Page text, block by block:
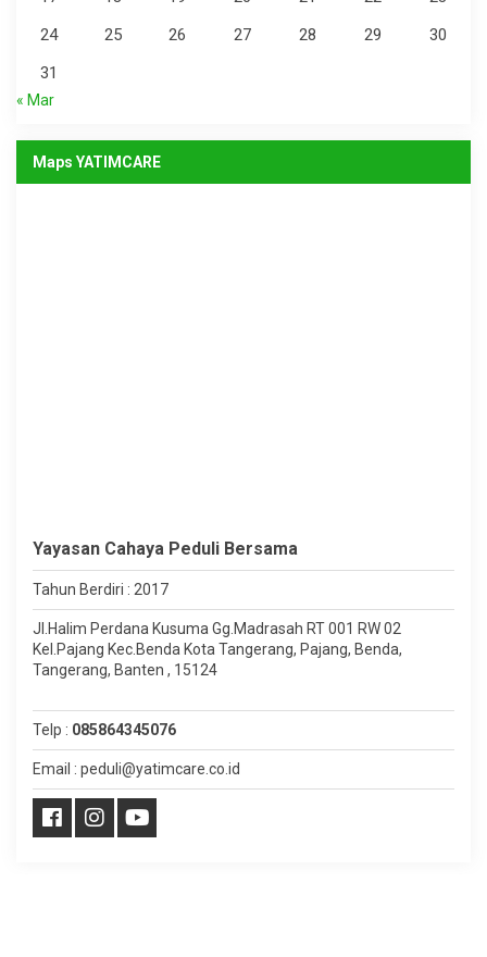
24
25 26 27 28 29
30
31
« Mar
Maps YATIMCARE
Yayasan Cahaya Peduli Bersama
Tahun Berdiri : 2017
Jl.Halim Perdana Kusuma Gg.Madrasah RT 001 RW 02
Kel.Pajang Kec.Benda Kota Tangerang, Pajang, Benda,
Tangerang, Banten , 15124
Telp : 085864345076
Email : peduli@yatimcare.co.id